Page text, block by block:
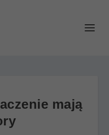
mają